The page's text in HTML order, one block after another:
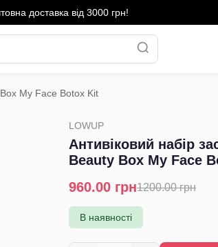
доставка від 3000 грн!
My Face Botox Kit
LOWUP
Антивіковий набір
Beauty Box My Face
960.00 грн1200.00грн
В наявності